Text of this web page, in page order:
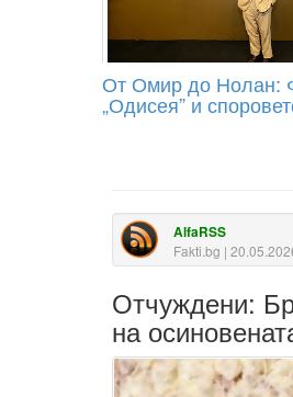
От Омир до Нолан:
„Одисея” и
AlfaRSS
Fakti.bg |
Отчуждени:
на